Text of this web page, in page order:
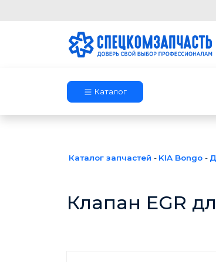
Каталог
Каталог запчастей - KIA Bongo -
Клапан EGR